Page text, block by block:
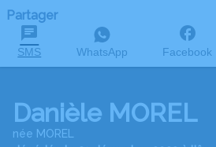
Partager
SMS WhatsApp Facebook
Danièle MOREL
née MOREL